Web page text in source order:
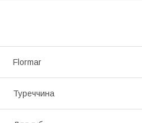
Flormar
Туреччина